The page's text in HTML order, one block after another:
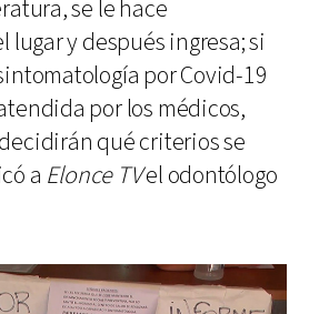
se le hace
lugar y después ingresa; si
por Covid-19
por los médicos,
qué criterios se
a Elonce TVel odontólogo